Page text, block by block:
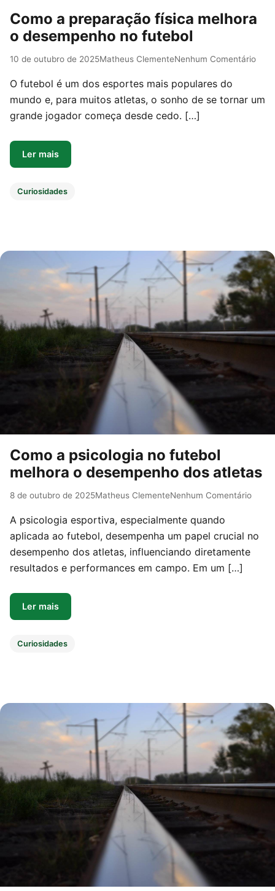
Como a preparação física melhora
o desempenho no futebol
10 de outubro de 2025Matheus ClementeNenhum Comentário
O futebol é um dos esportes mais populares do
mundo e, para muitos atletas, o sonho de se tornar um
grande jogador começa desde cedo. […]
Ler mais
Curiosidades
Como a psicologia no futebol
melhora o desempenho dos atletas
8 de outubro de 2025Matheus ClementeNenhum Comentário
A psicologia esportiva, especialmente quando
aplicada ao futebol, desempenha um papel crucial no
desempenho dos atletas, influenciando diretamente
resultados e performances em campo. Em um […]
Ler mais
Curiosidades